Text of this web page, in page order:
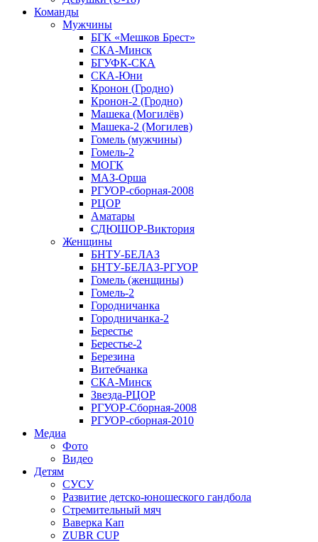
Команды
Мужчины
БГК «Мешков Брест»
СКА-Минск
БГУФК-СКА
СКА-Юни
Кронон (Гродно)
Кронон-2 (Гродно)
Машека (Могилёв)
Машека-2 (Могилев)
Гомель (мужчины)
Гомель-2
МОГК
МАЗ-Орша
РГУОР-сборная-2008
РЦОР
Аматары
СДЮШОР-Виктория
Женщины
БНТУ-БЕЛАЗ
БНТУ-БЕЛАЗ-РГУОР
Гомель (женщины)
Гомель-2
Городничанка
Городничанка-2
Берестье
Берестье-2
Березина
Витебчанка
СКА-Минск
Звезда-РЦОР
РГУОР-Сборная-2008
РГУОР-сборная-2010
Медиа
Фото
Видео
Детям
СУСУ
Развитие детско-юношеского гандбола
Стремительный мяч
Ваверка Кап
ZUBR CUP